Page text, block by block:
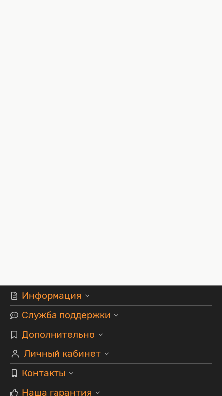
Информация
Служба поддержки
Дополнительно
Личный кабинет
Контакты
Наша гарантия